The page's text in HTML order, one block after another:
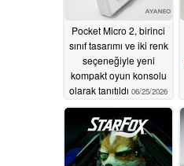
Pocket Micro 2, birinci
sınıf tasarımı ve iki renk
seçeneğiyle yeni
kompakt oyun konsolu
olarak tanıtıldı 06/25/2026